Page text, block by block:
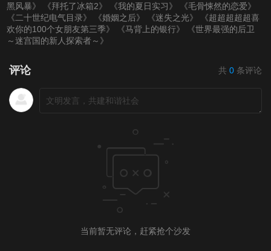
黑风暴》
《拜托了冰箱2》 《我的夏日实习》
《毛骨悚然的恋爱》
《二十世纪电气目录》
《婚姻之后》 《迷失之光》
《超超超超超喜
欢你的100个女朋友第三季》
《马背上的银行》
《世界最强的后卫
～迷宫国的新人探索者～》
评论 共 0 条评论
当前暂无评论，赶紧抢个沙发